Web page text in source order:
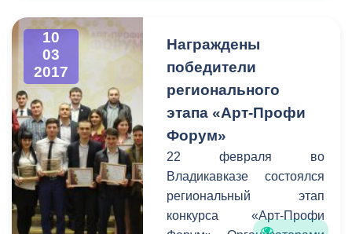
Павленко молодые
актеры и режиссеры
смогут воплощать свои
самые смелые творческие
идеи и замыслы.
Накануне на этой сцене
прошло первое
мероприятие - премьера
спектакля «Лейтенант с
острова Инишмор»
10
03
2017
Награждены
победители
регионального
этапа «Арт-Профи
Форум»
22 февраля во
Владикавказе состоялся
региональный этап
конкурса «Арт-Профи